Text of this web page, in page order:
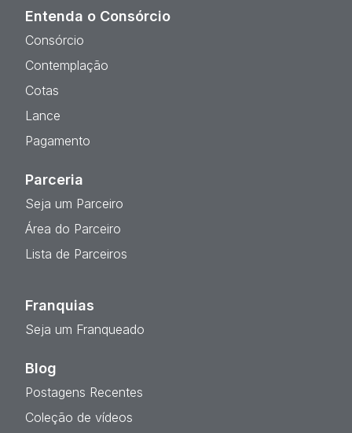
Entenda o Consórcio
Consórcio
Contemplação
Cotas
Lance
Pagamento
Parceria
Seja um Parceiro
Área do Parceiro
Lista de Parceiros
Franquias
Seja um Franqueado
Blog
Postagens Recentes
Coleção de vídeos